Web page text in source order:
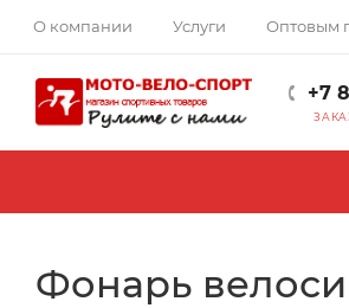
О компании Услуги Оптовым
+7
Фонарь